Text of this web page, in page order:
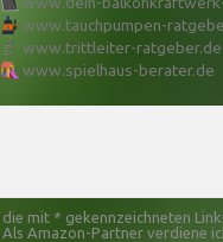
www.tauchpumpen-
www.trittleiter-ratgeber.de
www.spielhaus-berater.de
die mit * gekennzeichneten
Als Amazon-Partner verdiene